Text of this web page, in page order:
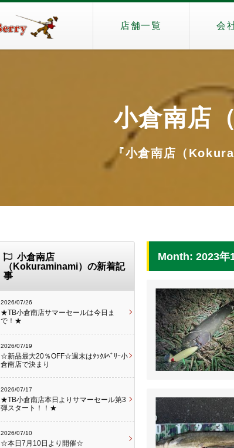
店舗一覧 会
小倉南店
『小倉南店（
Month: 2023年
小倉南店
（Kokuraminami）の新着記
事
2026/07/26
★TB小倉南店サマーセールは今日ま
で！★
2026/07/19
☆新品最大20％OFF☆週末はﾀｯｸﾙﾍﾞﾘｰ小
倉南店で決まり
2026/07/17
★TB小倉南店本日よりサマーセール第3
弾スタート！！★
2026/07/10
☆本日7月10日より開催☆